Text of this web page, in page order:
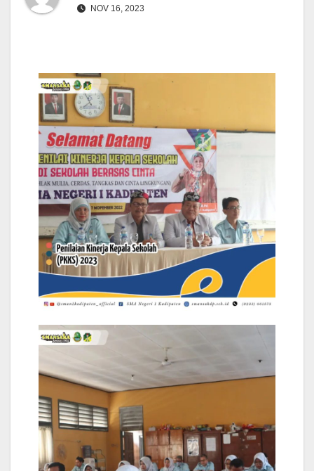
NOV 16, 2023